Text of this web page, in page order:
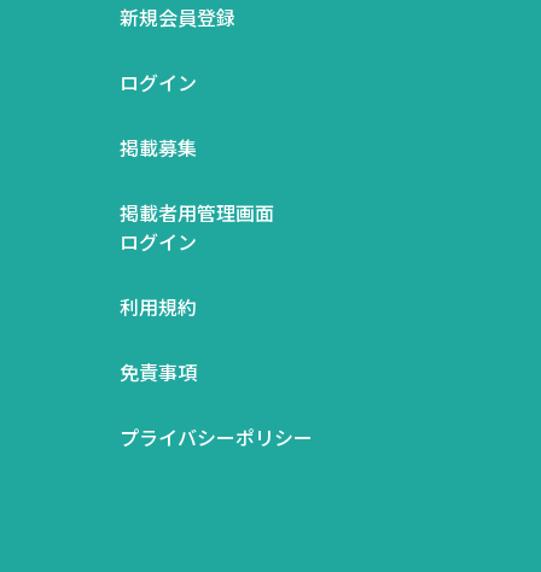
新規会員登録
ログイン
掲載募集
掲載者用管理画面
ログイン
利用規約
免責事項
プライバシーポリシー